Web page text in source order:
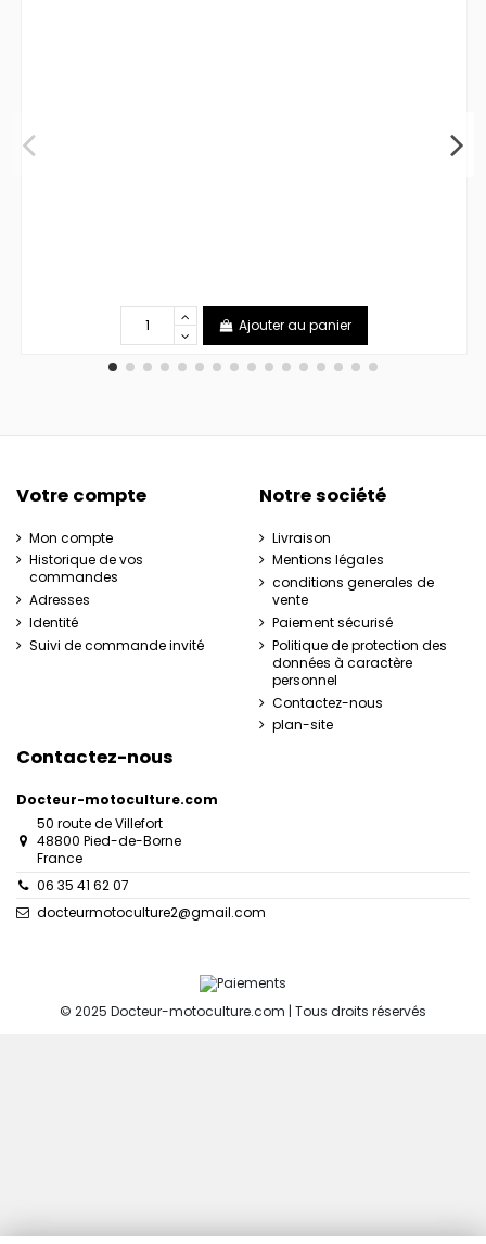
Ajouter au panier
Votre compte
Mon compte
Historique de vos
commandes
Adresses
Identité
Suivi de commande invité
Notre société
Livraison
Mentions légales
conditions generales de
vente
Paiement sécurisé
Politique de protection des
données à caractère
personnel
Contactez-nous
plan-site
Contactez-nous
Docteur-motoculture.com
50 route de Villefort
48800 Pied-de-Borne
France
06 35 41 62 07
docteurmotoculture2@gmail.com
© 2025 Docteur-motoculture.com | Tous droits réservés